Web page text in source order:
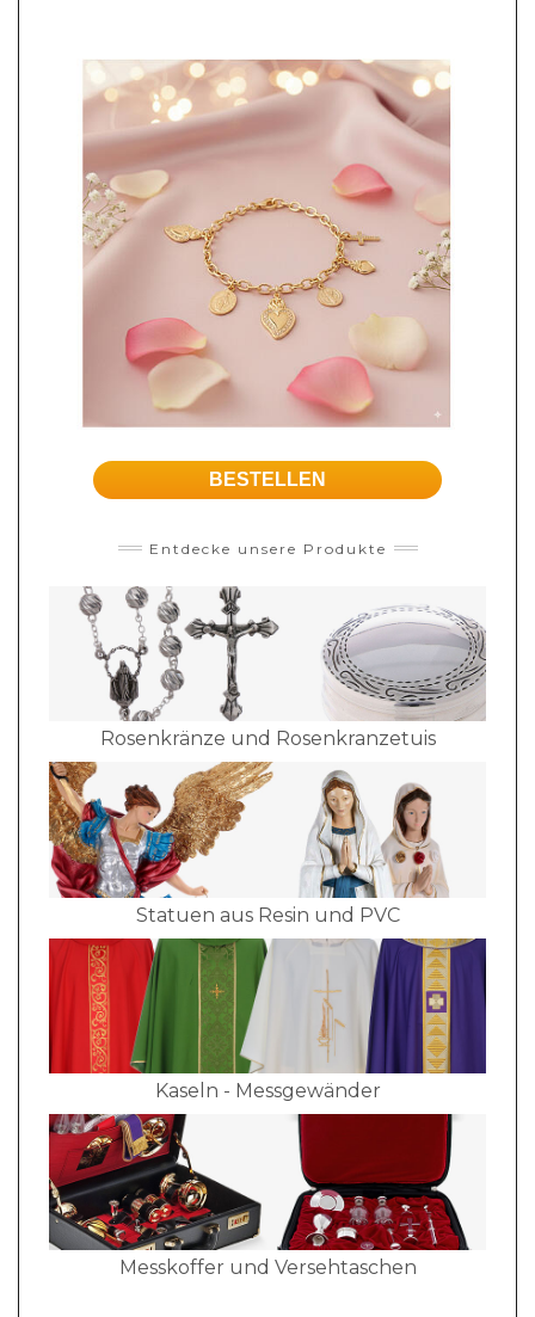
BESTELLEN
Entdecke unsere Produkte
Rosenkränze und Rosenkranzetuis
Statuen aus Resin und PVC
Kaseln - Messgewänder
Messkoffer und Versehtaschen